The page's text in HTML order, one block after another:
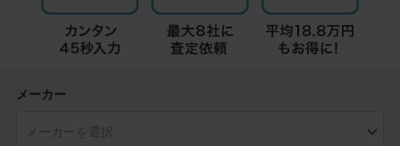
メーカー